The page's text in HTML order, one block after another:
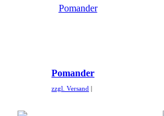
Pomander
zzgl. Versand